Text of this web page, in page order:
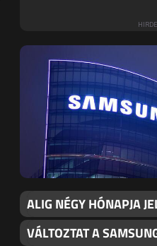
ALIG NÉGY HÓNAPJA
VÁLTOZTAT A